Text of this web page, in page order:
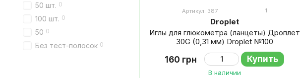
Артикул: 387 1
Droplet
Иглы для глюкометра (ланцеты) Дроплет
30G (0,31 мм) Droplet №100
160 грн Купить
В наличии
50 шт. 0
100 шт. 0
50 0
Без тест-полосок 0